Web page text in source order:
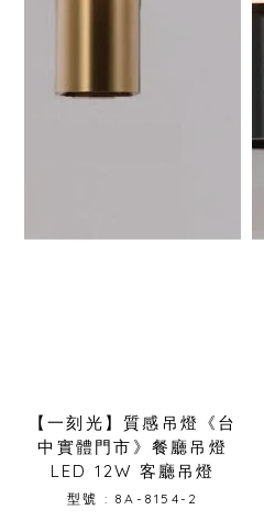
【一刻光】質感吊燈《台
中實體門市》餐廳吊燈
LED 12W 客廳吊燈
型號 : 8A-8154-2